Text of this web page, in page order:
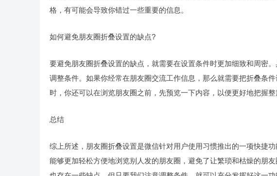
格，有可能会导致你错过一些重要的信息。
如何避免朋友圈折叠设置的缺点?
要避免朋友圈折叠设置的缺点，就需要在设置条件时更加细致和周密
调整条件。如果你经常在朋友圈交流工作信息，那么就需要把折叠条
时，你还可以在浏览朋友圈之前，先预览一下内容，以便更好地把握整
总结
综上所述，朋友圈折叠设置是微信针对用户使用习惯推出的一项快捷
能够更加轻松方便地浏览别人发的朋友圈，避免了让繁琐和枯燥的朋